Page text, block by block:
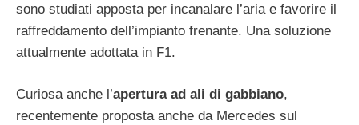
sono studiati apposta per incanalare l’aria e favorire il
raffreddamento dell’impianto frenante. Una soluzione
attualmente adottata in F1.
Curiosa anche l’apertura ad ali di gabbiano,
recentemente proposta anche da Mercedes sul